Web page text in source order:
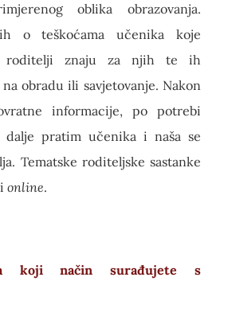
oblika obrazovanja.
ih o teškoćama učenika koje
roditelji znaju za njih te ih
obradu ili savjetovanje. Nakon
informacije, po potrebi
dalje pratim učenika i naša se
Tematske roditeljske sastanke
online.
koji način surađujete s